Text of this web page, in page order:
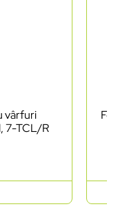
vârfuri
7-TCL/R